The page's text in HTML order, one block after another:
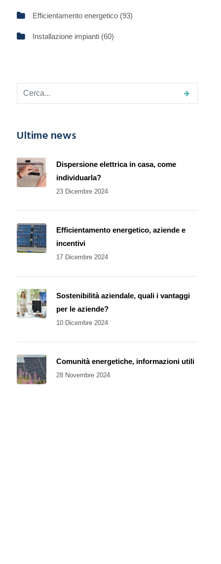
Efficientamento energetico (93)
Installazione impianti (60)
Ultime news
Dispersione elettrica in casa, come
individuarla?
23 Dicembre 2024
Efficientamento energetico, aziende e
incentivi
17 Dicembre 2024
Sostenibilità aziendale, quali i vantaggi
per le aziende?
10 Dicembre 2024
Comunità energetiche, informazioni utili
28 Novembre 2024